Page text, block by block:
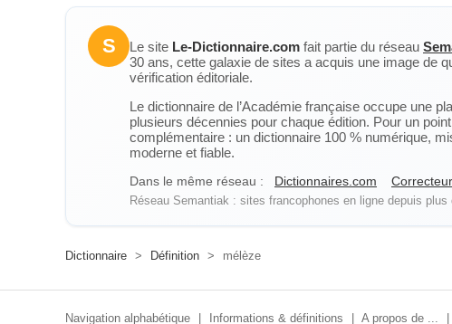
S Le site Le-Dictionnaire.com fait partie du réseau
30 ans, cette galaxie de sites a acquis une image de
vérification éditoriale.
Le dictionnaire de l’Académie française occupe une
plusieurs décennies pour chaque édition. Pour un
complémentaire : un dictionnaire 100 % numérique,
moderne et fiable.
Dans le même réseau : Dictionnaires.com
Réseau Semantiak : sites francophones en ligne depuis
Dictionnaire > Définition > mélèze
Navigation alphabétique Informations & définitions A propos de ...